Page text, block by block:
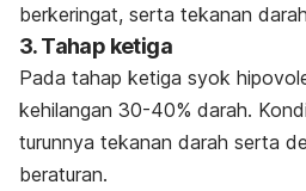
berkeringat, serta tekanan
3. Tahap ketiga
Pada tahap ketiga syok
kehilangan 30-40% darah.
turunnya tekanan darah serta
beraturan.